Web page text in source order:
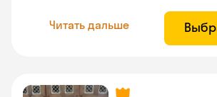
Читать дальше